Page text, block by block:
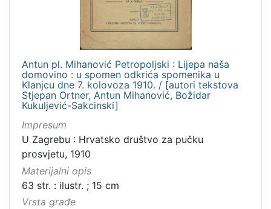
Antun pl. Mihanović Petropoljski : Lijepa naša
domovino : u spomen odkrića spomenika u
Klanjcu dne 7. kolovoza 1910. / [autori tekstova
Stjepan Ortner, Antun Mihanović, Božidar
Kukuljević-Sakcinski]
Impresum
U Zagrebu : Hrvatsko društvo za pučku
prosvjetu, 1910
Materijalni opis
63 str. : ilustr. ; 15 cm
Vrsta građe